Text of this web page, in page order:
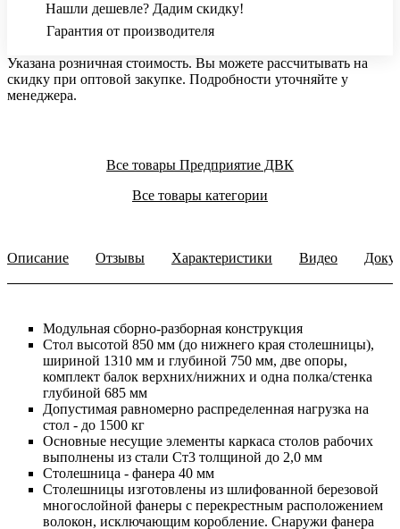
Нашли дешевле? Дадим скидку!
Гарантия от производителя
Указана розничная стоимость. Вы можете рассчитывать на
скидку при оптовой закупке. Подробности уточняйте у
менеджера.
Все товары Предприятие ДВК
Все товары категории
Описание Отзывы Характеристики Видео
Модульная сборно-разборная конструкция
Стол высотой 850 мм (до нижнего края столешницы),
шириной 1310 мм и глубиной 750 мм, две опоры,
комплект балок верхних/нижних и одна полка/стенка
глубиной 685 мм
Допустимая равномерно распределенная нагрузка на
стол - до 1500 кг
Основные несущие элементы каркаса столов рабочих
выполнены из стали Ст3 толщиной до 2,0 мм
Столешница - фанера 40 мм
Столешницы изготовлены из шлифованной березовой
многослойной фанеры с перекрестным расположением
волокон, исключающим коробление. Снаружи фанера